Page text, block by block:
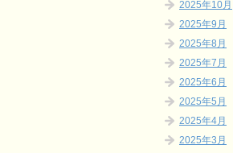
2025年10月
2025年9月
2025年8月
2025年7月
2025年6月
2025年5月
2025年4月
2025年3月